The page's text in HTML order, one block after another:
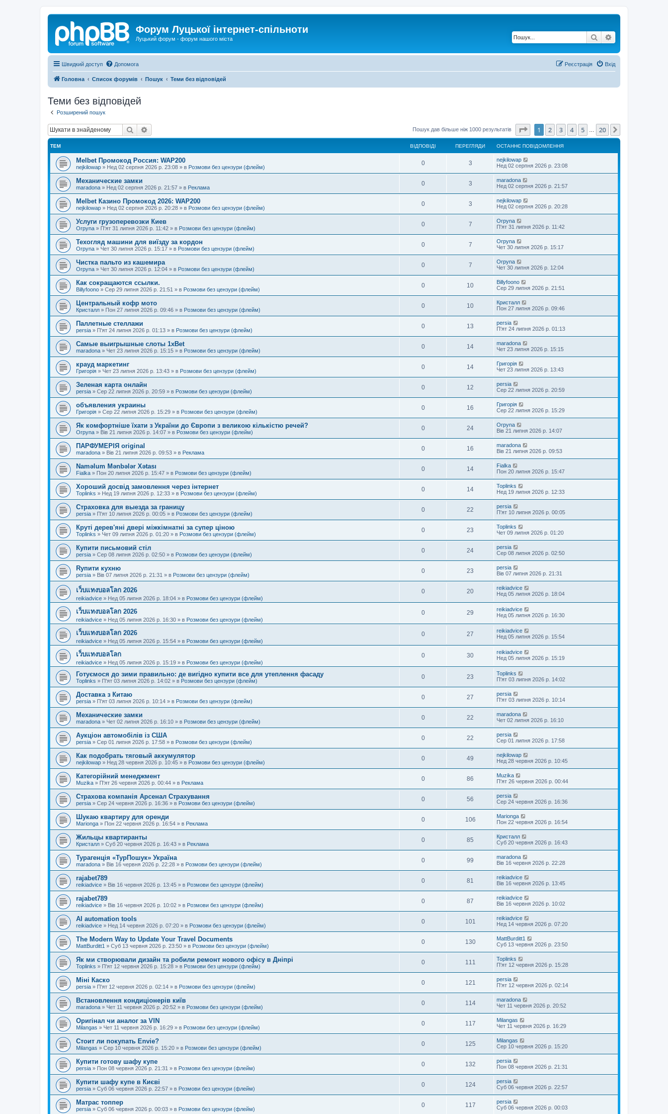
Форум Луцької інтернет-спільноти
Луцький форум - форум нашого міста Пошук
Швидкий доступ Допомога Вхід
Реєстрація
Головна Список форумів Пошук Теми без відповідей
Теми без відповідей
Розширений пошук
Пошук Пошук дав більше ніж 1000 результатів Сторінка 1з 20
1 2 3 4 5 20
ТЕМ ВІДПОВІДІ ПЕРЕГЛЯДИ ОСТАННЄ ПОВІДОМЛЕННЯ
Melbet Промокод Россия: WAP200
nejkilowap » Нед 02 серпня 2026 р. 23:08 » в Розмови без цензури (флейм)
0 3
nejkilowap
Нед 02 серпня 2026 р. 23:08
Механические замки
maradona » Нед 02 серпня 2026 р. 21:57 » в Реклама
0 3
maradona
Нед 02 серпня 2026 р. 21:57
Melbet Казино Промокод 2026: WAP200
nejkilowap » Нед 02 серпня 2026 р. 20:28 » в Розмови без цензури (флейм)
0 3
nejkilowap
Нед 02 серпня 2026 р. 20:28
Услуги грузоперевозки Киев
Orpyna » П'ят 31 липня 2026 р. 11:42 » в Розмови без цензури (флейм)
0 7
Orpyna
П'ят 31 липня 2026 р. 11:42
Техогляд машини для виїзду за кордон
Orpyna » Чет 30 липня 2026 р. 15:17 » в Розмови без цензури (флейм)
0 7
Orpyna
Чет 30 липня 2026 р. 15:17
Чистка пальто из кашемира
Orpyna » Чет 30 липня 2026 р. 12:04 » в Розмови без цензури (флейм)
0 7
Orpyna
Чет 30 липня 2026 р. 12:04
Как сокращаются ссылки.
Billyfoono » Сер 29 липня 2026 р. 21:51 » в Розмови без цензури (флейм)
0 10
Billyfoono
Сер 29 липня 2026 р. 21:51
Центральный кофр мото
Кристалл » Пон 27 липня 2026 р. 09:46 » в Розмови без цензури (флейм)
0 10
Кристалл
Пон 27 липня 2026 р. 09:46
Паллетные стеллажи
persia » П'ят 24 липня 2026 р. 01:13 » в Розмови без цензури (флейм)
0 13
persia
П'ят 24 липня 2026 р. 01:13
Самые выигрышные слоты 1xBet
maradona » Чет 23 липня 2026 р. 15:15 » в Розмови без цензури (флейм)
0 14
maradona
Чет 23 липня 2026 р. 15:15
крауд маркетинг
Григорія » Чет 23 липня 2026 р. 13:43 » в Розмови без цензури (флейм)
0 14
Григорія
Чет 23 липня 2026 р. 13:43
Зеленая карта онлайн
persia » Сер 22 липня 2026 р. 20:59 » в Розмови без цензури (флейм)
0 12
persia
Сер 22 липня 2026 р. 20:59
объявления украины
Григорія » Сер 22 липня 2026 р. 15:29 » в Розмови без цензури (флейм)
0 16
Григорія
Сер 22 липня 2026 р. 15:29
Як комфортніше їхати з України до Європи з великою кількістю речей?
Orpyna » Вів 21 липня 2026 р. 14:07 » в Розмови без цензури (флейм)
0 24
Orpyna
Вів 21 липня 2026 р. 14:07
ПАРФУМЕРІЯ original
maradona » Вів 21 липня 2026 р. 09:53 » в Реклама
0 16
maradona
Вів 21 липня 2026 р. 09:53
Naməlum Mənbələr Xətası
Fialka » Пон 20 липня 2026 р. 15:47 » в Розмови без цензури (флейм)
0 14
Fialka
Пон 20 липня 2026 р. 15:47
Хороший досвід замовлення через інтернет
Toplinks » Нед 19 липня 2026 р. 12:33 » в Розмови без цензури (флейм)
0 14
Toplinks
Нед 19 липня 2026 р. 12:33
Страховка для выезда за границу
persia » П'ят 10 липня 2026 р. 00:05 » в Розмови без цензури (флейм)
0 22
persia
П'ят 10 липня 2026 р. 00:05
Круті дерев'яні двері міжкімнатні за супер ціною
Toplinks » Чет 09 липня 2026 р. 01:20 » в Розмови без цензури (флейм)
0 23
Toplinks
Чет 09 липня 2026 р. 01:20
Купити письмовий стіл
persia » Сер 08 липня 2026 р. 02:50 » в Розмови без цензури (флейм)
0 24
persia
Сер 08 липня 2026 р. 02:50
Rупити кухню
persia » Вів 07 липня 2026 р. 21:31 » в Розмови без цензури (флейм)
0 23
persia
Вів 07 липня 2026 р. 21:31
เว็บแทงบอลโลก 2026
reikiadvice » Нед 05 липня 2026 р. 18:04 » в Розмови без цензури (флейм)
0 20
reikiadvice
Нед 05 липня 2026 р. 18:04
เว็บแทงบอลโลก 2026
reikiadvice » Нед 05 липня 2026 р. 16:30 » в Розмови без цензури (флейм)
0 29
reikiadvice
Нед 05 липня 2026 р. 16:30
เว็บแทงบอลโลก 2026
reikiadvice » Нед 05 липня 2026 р. 15:54 » в Розмови без цензури (флейм)
0 27
reikiadvice
Нед 05 липня 2026 р. 15:54
เว็บแทงบอลโลก
reikiadvice » Нед 05 липня 2026 р. 15:19 » в Розмови без цензури (флейм)
0 30
reikiadvice
Нед 05 липня 2026 р. 15:19
Готуємося до зими правильно: де вигідно купити все для утеплення фасаду
Toplinks » П'ят 03 липня 2026 р. 14:02 » в Розмови без цензури (флейм)
0 23
Toplinks
П'ят 03 липня 2026 р. 14:02
Доставка з Китаю
persia » П'ят 03 липня 2026 р. 10:14 » в Розмови без цензури (флейм)
0 27
persia
П'ят 03 липня 2026 р. 10:14
Механические замки
maradona » Чет 02 липня 2026 р. 16:10 » в Розмови без цензури (флейм)
0 22
maradona
Чет 02 липня 2026 р. 16:10
Аукціон автомобілів із США
persia » Сер 01 липня 2026 р. 17:58 » в Розмови без цензури (флейм)
0 22
persia
Сер 01 липня 2026 р. 17:58
Как подобрать тяговый аккумулятор
nejkilowap » Нед 28 червня 2026 р. 10:45 » в Розмови без цензури (флейм)
0 49
nejkilowap
Нед 28 червня 2026 р. 10:45
Категорійний менеджмент
Muzika » П'ят 26 червня 2026 р. 00:44 » в Реклама
0 86
Muzika
П'ят 26 червня 2026 р. 00:44
Страхова компанія Арсенал Страхування
persia » Сер 24 червня 2026 р. 16:36 » в Розмови без цензури (флейм)
0 56
persia
Сер 24 червня 2026 р. 16:36
Шукаю квартиру для оренди
Marionga » Пон 22 червня 2026 р. 16:54 » в Реклама
0 106
Marionga
Пон 22 червня 2026 р. 16:54
Жильцы квартиранты
Кристалл » Суб 20 червня 2026 р. 16:43 » в Реклама
0 85
Кристалл
Суб 20 червня 2026 р. 16:43
Турагенція «ТурПошук» Україна
maradona » Вів 16 червня 2026 р. 22:28 » в Розмови без цензури (флейм)
0 99
maradona
Вів 16 червня 2026 р. 22:28
rajabet789
reikiadvice » Вів 16 червня 2026 р. 13:45 » в Розмови без цензури (флейм)
0 81
reikiadvice
Вів 16 червня 2026 р. 13:45
rajabet789
reikiadvice » Вів 16 червня 2026 р. 10:02 » в Розмови без цензури (флейм)
0 87
reikiadvice
Вів 16 червня 2026 р. 10:02
AI automation tools
reikiadvice » Нед 14 червня 2026 р. 07:20 » в Розмови без цензури (флейм)
0 101
reikiadvice
Нед 14 червня 2026 р. 07:20
The Modern Way to Update Your Travel Documents
MattBurditt1 » Суб 13 червня 2026 р. 23:50 » в Розмови без цензури (флейм)
0 130
MattBurditt1
Суб 13 червня 2026 р. 23:50
Як ми створювали дизайн та робили ремонт нового офісу в Дніпрі
Toplinks » П'ят 12 червня 2026 р. 15:28 » в Розмови без цензури (флейм)
0 111
Toplinks
П'ят 12 червня 2026 р. 15:28
Міні Каско
persia » П'ят 12 червня 2026 р. 02:14 » в Розмови без цензури (флейм)
0 121
persia
П'ят 12 червня 2026 р. 02:14
Встановлення кондиціонерів київ
maradona » Чет 11 червня 2026 р. 20:52 » в Розмови без цензури (флейм)
0 114
maradona
Чет 11 червня 2026 р. 20:52
Оригінал чи аналог за VIN
Milangas » Чет 11 червня 2026 р. 16:29 » в Розмови без цензури (флейм)
0 117
Milangas
Чет 11 червня 2026 р. 16:29
Стоит ли покупать Envie?
Milangas » Сер 10 червня 2026 р. 15:20 » в Розмови без цензури (флейм)
0 125
Milangas
Сер 10 червня 2026 р. 15:20
Купити готову шафу купе
persia » Пон 08 червня 2026 р. 21:31 » в Розмови без цензури (флейм)
0 132
persia
Пон 08 червня 2026 р. 21:31
Купити шафу купе в Києві
persia » Суб 06 червня 2026 р. 22:57 » в Розмови без цензури (флейм)
0 124
persia
Суб 06 червня 2026 р. 22:57
Матрас топпер
persia » Суб 06 червня 2026 р. 00:03 » в Розмови без цензури (флейм)
0 117
persia
Суб 06 червня 2026 р. 00:03